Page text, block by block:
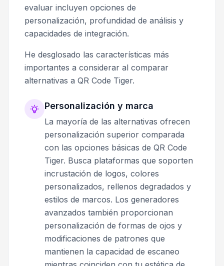
evaluar incluyen opciones de
personalización, profundidad de análisis y
capacidades de integración.
He desglosado las características más
importantes a considerar al comparar
alternativas a QR Code Tiger.
Personalización y marca
La mayoría de las alternativas ofrecen
personalización superior comparada
con las opciones básicas de QR Code
Tiger. Busca plataformas que soporten
incrustación de logos, colores
personalizados, rellenos degradados y
estilos de marcos. Los generadores
avanzados también proporcionan
personalización de formas de ojos y
modificaciones de patrones que
mantienen la capacidad de escaneo